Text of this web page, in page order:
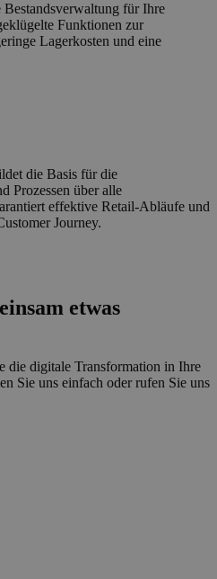
für Ihre
Funktionen zur
Lagerkosten und eine
die Basis für die
Prozessen über alle
effektive Retail-Abläufe und
Journey.
etwas
die digitale Transformation in Ihre
Sie uns einfach oder rufen Sie uns